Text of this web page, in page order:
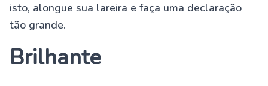
isto, alongue sua lareira e faça uma declaração
tão grande.
Brilhante